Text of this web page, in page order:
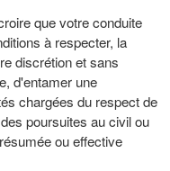
que votre conduite
à respecter, la
discrétion et sans
d'entamer une
chargées du respect de
poursuites au civil ou
ou effective